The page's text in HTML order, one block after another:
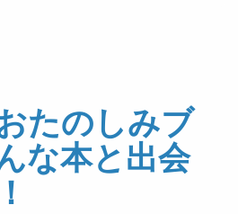
たのしみブ
な本と出会